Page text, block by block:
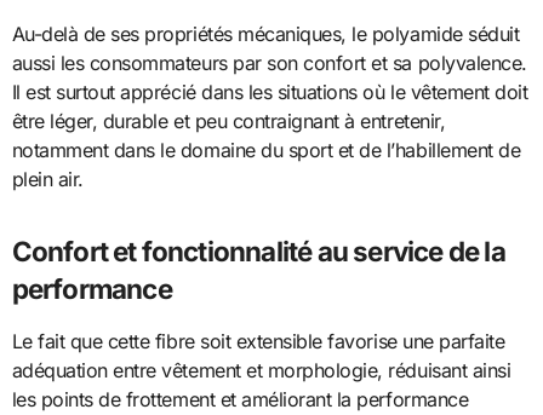
Au-delà de ses propriétés mécaniques, le polyamide séduit
aussi les consommateurs par son confort et sa polyvalence.
Il est surtout apprécié dans les situations où le vêtement doit
être léger, durable et peu contraignant à entretenir,
notamment dans le domaine du sport et de l’habillement de
plein air.
Confort et fonctionnalité au service de la
performance
Le fait que cette fibre soit extensible favorise une parfaite
adéquation entre vêtement et morphologie, réduisant ainsi
les points de frottement et améliorant la performance